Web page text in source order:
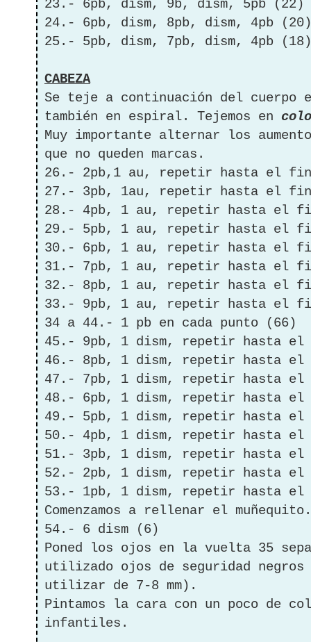
23.- 6pb, dism, 9b, dism, 5pb (22)
24.- 6pb, dism, 8pb, dism, 4pb (20)
25.- 5pb, dism, 7pb, dism, 4pb (18)
CABEZA
Se teje a continuación del cuerpo
también en espiral. Tejemos en
Muy importante alternar los
que no queden marcas.
26.- 2pb,1 au, repetir hasta el
27.- 3pb, 1au, repetir hasta el
28.- 4pb, 1 au, repetir hasta el
29.- 5pb, 1 au, repetir hasta el
30.- 6pb, 1 au, repetir hasta el
31.- 7pb, 1 au, repetir hasta el
32.- 8pb, 1 au, repetir hasta el
33.- 9pb, 1 au, repetir hasta el
34 a 44.- 1 pb en cada punto (66)
45.- 9pb, 1 dism, repetir hasta
46.- 8pb, 1 dism, repetir hasta
47.- 7pb, 1 dism, repetir hasta
48.- 6pb, 1 dism, repetir hasta
49.- 5pb, 1 dism, repetir hasta
50.- 4pb, 1 dism, repetir hasta
51.- 3pb, 1 dism, repetir hasta
52.- 2pb, 1 dism, repetir hasta
53.- 1pb, 1 dism, repetir hasta
Comenzamos a rellenar el muñequito.
54.- 6 dism (6)
Poned los ojos en la vuelta 35
utilizado ojos de seguridad negros
utilizar de 7-8 mm).
Pintamos la cara con un poco de
infantiles.